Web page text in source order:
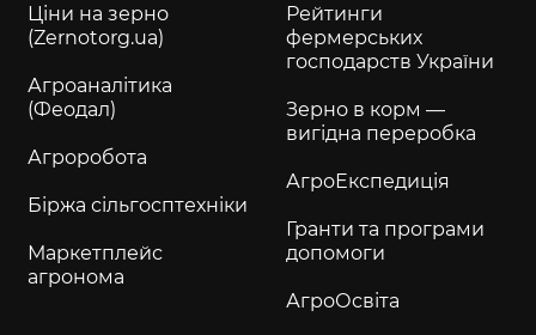
Ціни на зерно
(Zernotorg.ua)
Агроаналітика
(Феодал)
Агроробота
Біржа сільгосптехніки
Маркетплейс
агронома
Рейтинги
фермерських
господарств України
Зерно в корм —
вигідна переробка
АгроЕкспедиція
Гранти та програми
допомоги
АгроОсвіта